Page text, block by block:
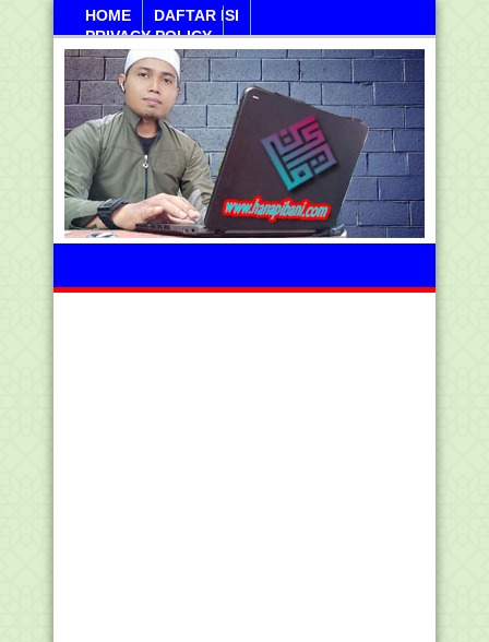
HOME
DAFTAR ISI
PRIVACY POLICY
Kamis, 06 Agustus 2026